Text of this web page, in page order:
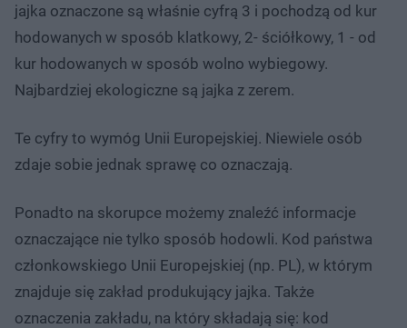
jajka oznaczone są właśnie cyfrą 3 i pochodzą od kur
hodowanych w sposób klatkowy, 2- ściółkowy, 1 - od
kur hodowanych w sposób wolno wybiegowy.
Najbardziej ekologiczne są jajka z zerem.
Te cyfry to wymóg Unii Europejskiej. Niewiele osób
zdaje sobie jednak sprawę co oznaczają.
Ponadto na skorupce możemy znaleźć informacje
oznaczające nie tylko sposób hodowli. Kod państwa
członkowskiego Unii Europejskiej (np. PL), w którym
znajduje się zakład produkujący jajka. Także
oznaczenia zakładu, na który składają się: kod